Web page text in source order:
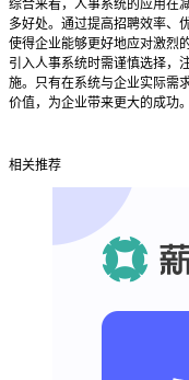
综合来看，人事系统的应用在
多好处。通过提高招聘效率、
使得企业能够更好地应对激烈
引入人事系统时需谨慎选择，
施。只有在系统与企业实际需
价值，为企业带来更大的成功。
相关推荐